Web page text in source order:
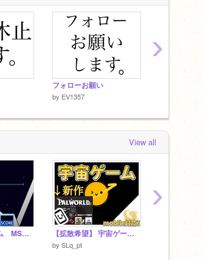
フォローお願い
by EV1357
›
View all
機動戦士ガンダム MSスクランブル 【拡散希望】 宇宙ゲーム！ universe game
by SLq_pt
›